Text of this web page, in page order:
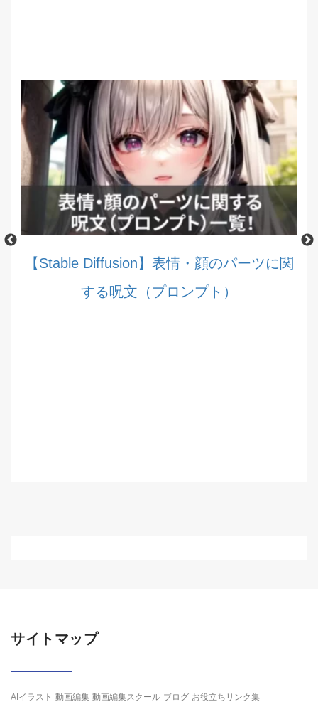
【Stable Diffusion】髪型・髪色に関する呪
文（プロンプト）
サイトマップ
AIイラスト 動画編集 動画編集スクール ブログ お役立ちリンク集